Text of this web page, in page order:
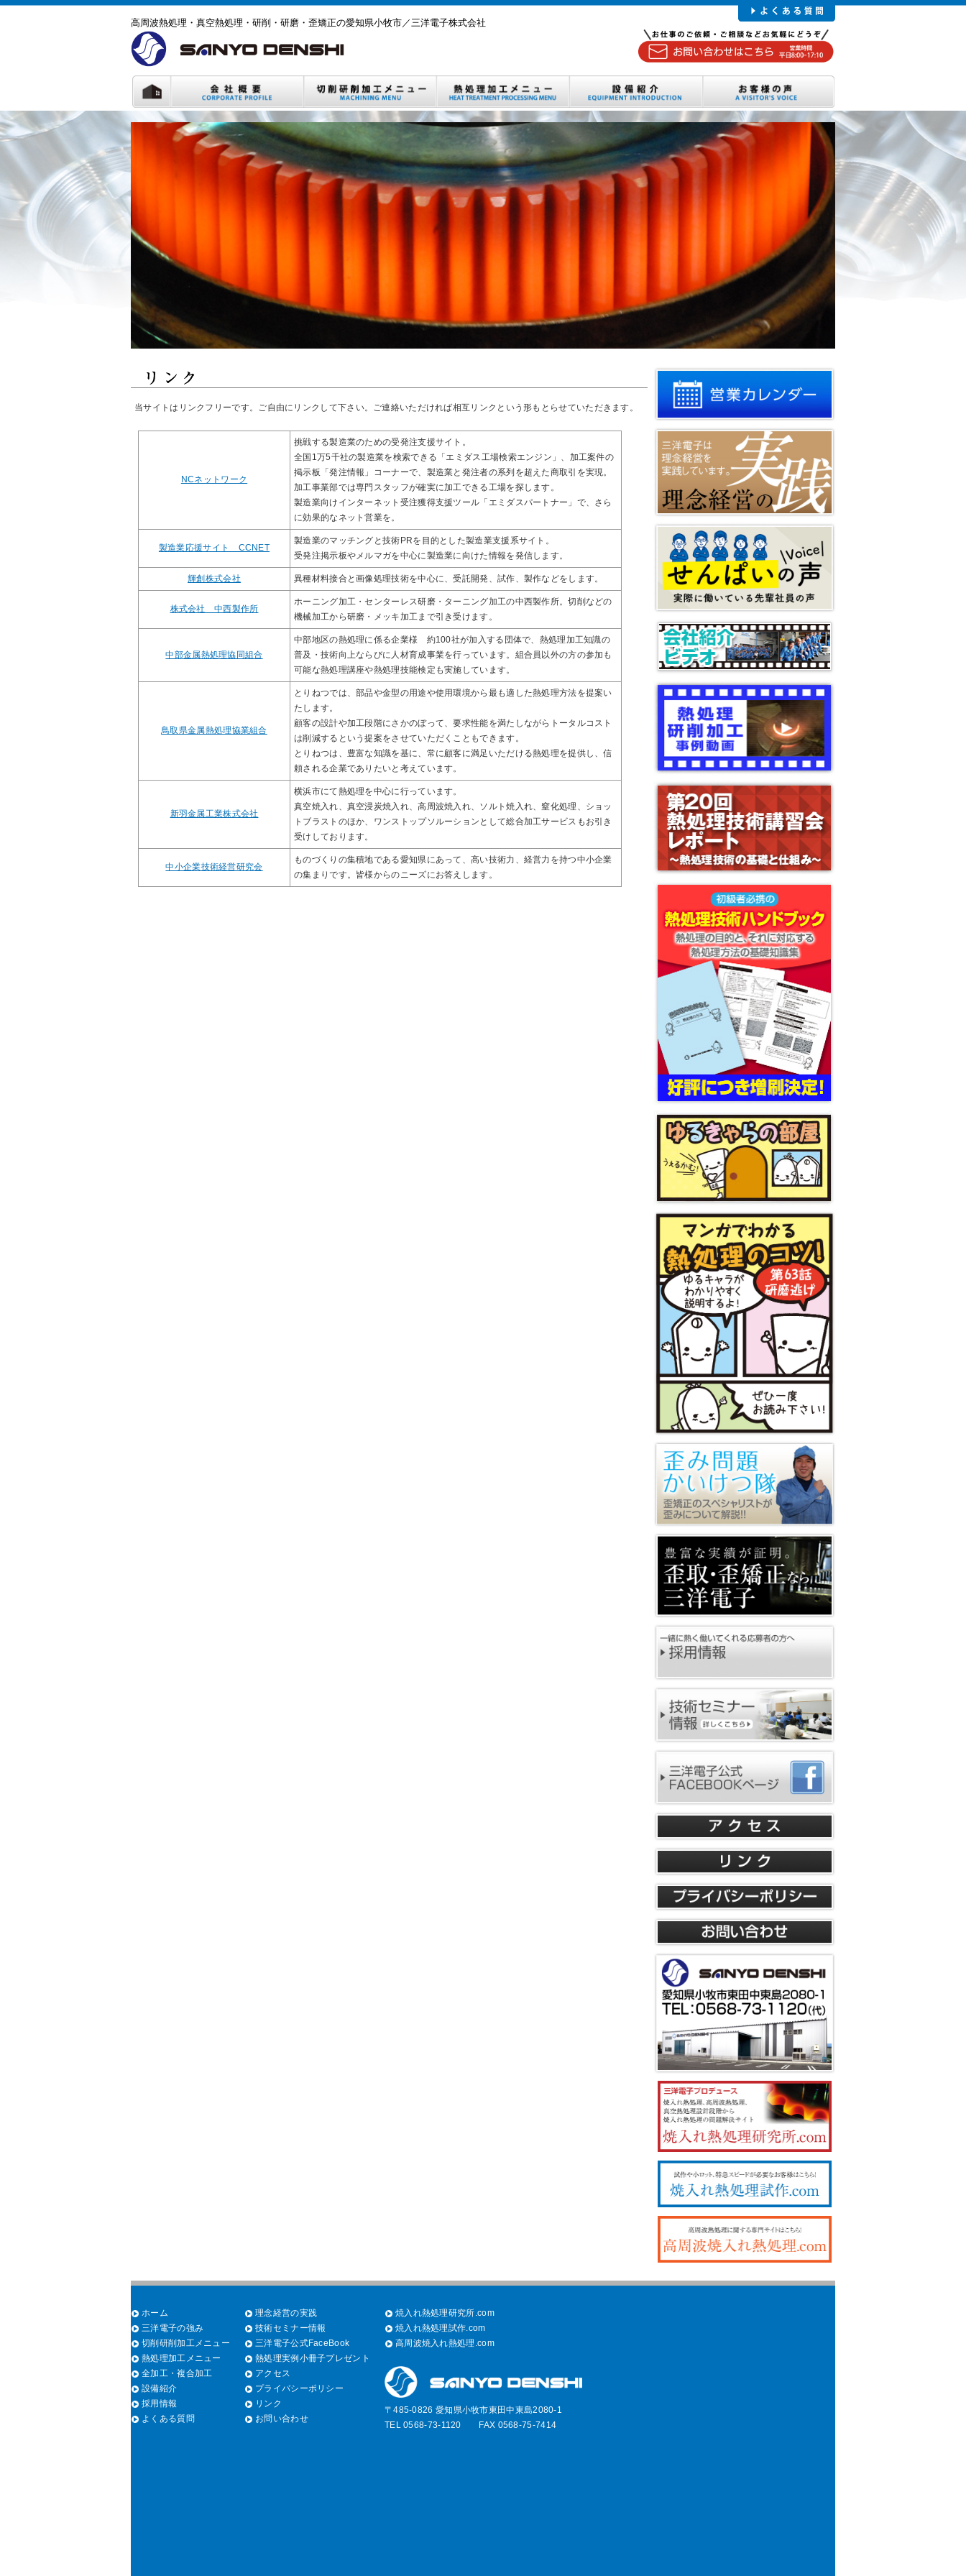
高周波熱処理・真空熱処理・研削・研磨・歪矯正の愛知県小牧市／三洋電子株式会社
当サイトはリンクフリーです。ご自由にリンクして下さい。ご連絡いただければ相互リンクという形もとらせていただきます。
NCネットワーク
挑戦する製造業のための受発注支援サイト。
全国1万5千社の製造業を検索できる「エミダス工場検索エンジン」、加工案件の
掲示板「発注情報」コーナーで、製造業と発注者の系列を超えた商取引を実現。
加工事業部では専門スタッフが確実に加工できる工場を探します。
製造業向けインターネット受注獲得支援ツール「エミダスパートナー」で、さら
に効果的なネット営業を。
製造業応援サイト CCNET
製造業のマッチングと技術PRを目的とした製造業支援系サイト。
受発注掲示板やメルマガを中心に製造業に向けた情報を発信します。
輝創株式会社 異種材料接合と画像処理技術を中心に、受託開発、試作、製作などをします。
株式会社 中西製作所
ホーニング加工・センターレス研磨・ターニング加工の中西製作所。切削などの
機械加工から研磨・メッキ加工まで引き受けます。
中部金属熱処理協同組合
中部地区の熱処理に係る企業様 約100社が加入する団体で、熱処理加工知識の
普及・技術向上ならびに人材育成事業を行っています。組合員以外の方の参加も
可能な熱処理講座や熱処理技能検定も実施しています。
鳥取県金属熱処理協業組合
とりねつでは、部品や金型の用途や使用環境から最も適した熱処理方法を提案い
たします。
顧客の設計や加工段階にさかのぼって、要求性能を満たしながらトータルコスト
は削減するという提案をさせていただくこともできます。
とりねつは、豊富な知識を基に、常に顧客に満足いただける熱処理を提供し、信
頼される企業でありたいと考えています。
新羽金属工業株式会社
横浜市にて熱処理を中心に行っています。
真空焼入れ、真空浸炭焼入れ、高周波焼入れ、ソルト焼入れ、窒化処理、ショッ
トブラストのほか、ワンストップソルーションとして総合加工サービスもお引き
受けしております。
中小企業技術経営研究会
ものづくりの集積地である愛知県にあって、高い技術力、経営力を持つ中小企業
の集まりです。皆様からのニーズにお答えします。
ホーム
三洋電子の強み
切削研削加工メニュー
熱処理加工メニュー
全加工・複合加工
設備紹介
採用情報
よくある質問
理念経営の実践
技術セミナー情報
三洋電子公式FaceBook
熱処理実例小冊子プレゼント
アクセス
プライバシーポリシー
リンク
お問い合わせ
焼入れ熱処理研究所.com
焼入れ熱処理試作.com
高周波焼入れ熱処理.com
〒485-0826 愛知県小牧市東田中東島2080-1
TEL 0568-73-1120 FAX 0568-75-7414